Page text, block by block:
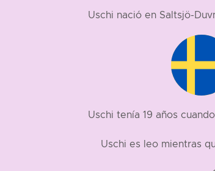
Uschi nació en Saltsjö-
Uschi tenía 19 años
Uschi es leo mientras